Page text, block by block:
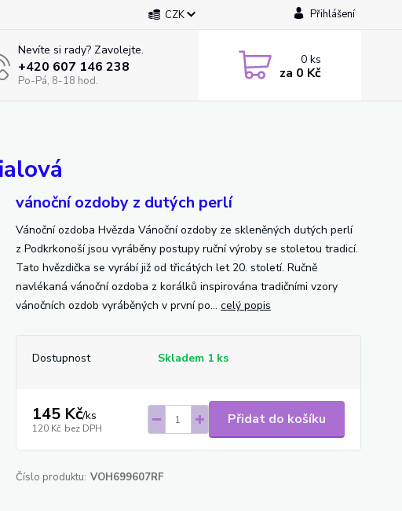
CZK Přihlášení
Nevíte si rady? Zavolejte.
+420 607 146 238
Po-Pá, 8-18 hod.
0ks
za 0 Kč
vánoční ozdoby z dutých perlí
Vánoční ozdoba Hvězda Vánoční ozdoby ze skleněných dutých perlí
z Podkrkonoší jsou vyráběny postupy ruční výroby se stoletou tradicí.
Tato hvězdička se vyrábí již od třicátých let 20. století. Ručně
navlékaná vánoční ozdoba z korálků inspirována tradičními vzory
vánočních ozdob vyráběných v první po... celý popis
Dostupnost Skladem 1 ks
145 Kč/ks
120 Kč bez DPH
Přidat do košíku
Číslo produktu: VOH699607RF